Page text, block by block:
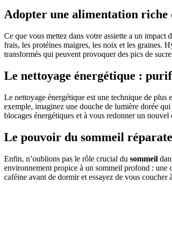
Adopter une alimentation riche
Ce que vous mettez dans votre assiette a un
frais, les protéines maigres, les noix et les graines.
transformés qui peuvent provoquer des pics de
Le nettoyage énergétique :
Le nettoyage énergétique est une technique de
exemple, imaginez une douche de lumière dorée
blocages énergétiques et à vous redonner un nouvel
Le pouvoir du sommeil
Enfin, n’oublions pas le rôle crucial du sommeil
environnement propice à un sommeil profond : une
caféine avant de dormir et essayez de vous